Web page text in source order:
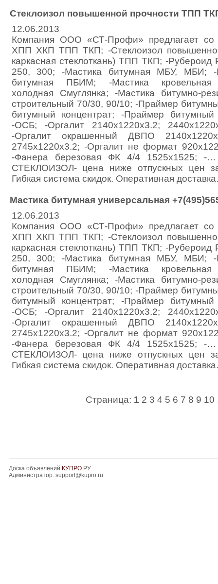
Стеклоизол повышенной прочности ТПП
12.06.2013
Компания ООО «СТ-Профи» предлагает со
ХПП ХКП ТПП ТКП; -Стеклоизол
каркасная стеклоткань) ТПП ТКП; -
250, 300; -Мастика битумная МБУ, МБИ; -
битумная ПБИМ; -Мастика кровельная
холодная Смуглянка; -Мастика битумно-
строительный 70/30, 90/10; -Праймер
битумный концентрат; -Праймер битумный
-ОСБ; -Оргалит 2140х1220х3.2;
-Оргалит окрашенный ДВПО
2745х1220х3.2; -Оргалит не формат
-Фанера березовая ФК 4/4 1525х1525; -
СТЕКЛОИЗОЛ- цена ниже отпускных цен
Гибкая система скидок. Оперативная
Мастика битумная универсальная
12.06.2013
Компания ООО «СТ-Профи» предлагает со
ХПП ХКП ТПП ТКП; -Стеклоизол
каркасная стеклоткань) ТПП ТКП; -
250, 300; -Мастика битумная МБУ, МБИ; -
битумная ПБИМ; -Мастика кровельная
холодная Смуглянка; -Мастика битумно-
строительный 70/30, 90/10; -Праймер
битумный концентрат; -Праймер битумный
-ОСБ; -Оргалит 2140х1220х3.2;
-Оргалит окрашенный ДВПО
2745х1220х3.2; -Оргалит не формат
-Фанера березовая ФК 4/4 1525х1525; -
СТЕКЛОИЗОЛ- цена ниже отпускных цен
Гибкая система скидок. Оперативная
Страница: 1 2 3 4 5 6 7 8 9 10
Доска объявлений КУПРО.РУ.
Администратор: support@kupro.ru.